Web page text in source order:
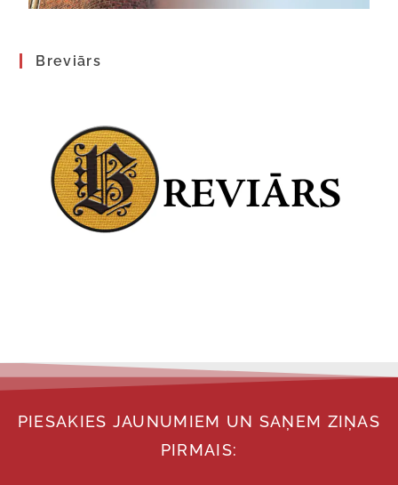
Breviārs
PIESAKIES JAUNUMIEM UN SAŅEM ZIŅAS
PIRMAIS: